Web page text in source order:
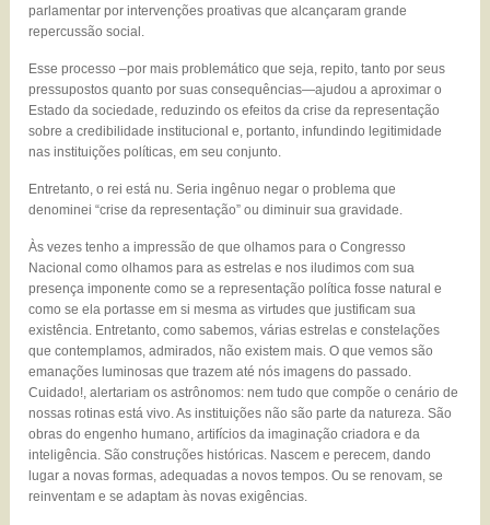
parlamentar por intervenções proativas que alcançaram grande
repercussão social.
Esse processo –por mais problemático que seja, repito, tanto por seus
pressupostos quanto por suas consequências—ajudou a aproximar o
Estado da sociedade, reduzindo os efeitos da crise da representação
sobre a credibilidade institucional e, portanto, infundindo legitimidade
nas instituições políticas, em seu conjunto.
Entretanto, o rei está nu. Seria ingênuo negar o problema que
denominei “crise da representação” ou diminuir sua gravidade.
Às vezes tenho a impressão de que olhamos para o Congresso
Nacional como olhamos para as estrelas e nos iludimos com sua
presença imponente como se a representação política fosse natural e
como se ela portasse em si mesma as virtudes que justificam sua
existência. Entretanto, como sabemos, várias estrelas e constelações
que contemplamos, admirados, não existem mais. O que vemos são
emanações luminosas que trazem até nós imagens do passado.
Cuidado!, alertariam os astrônomos: nem tudo que compõe o cenário de
nossas rotinas está vivo. As instituições não são parte da natureza. São
obras do engenho humano, artifícios da imaginação criadora e da
inteligência. São construções históricas. Nascem e perecem, dando
lugar a novas formas, adequadas a novos tempos. Ou se renovam, se
reinventam e se adaptam às novas exigências.